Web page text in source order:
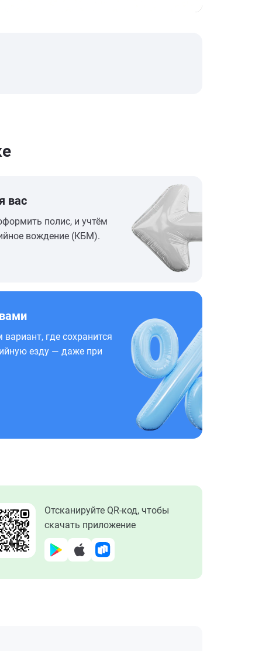
вас
полис, и учтём
вождение (КБМ).
где сохранится
езду — даже при
Отсканируйте QR-код, чтобы
скачать приложение